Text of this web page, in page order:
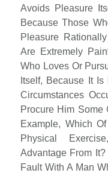
Avoids Pleasure
Because Those
Pleasure
Are Extremely
Who Loves Or
Itself, Because It
Circumstances
Procure Him Some
Example, Which
Physical
Advantage From
Fault With A Man